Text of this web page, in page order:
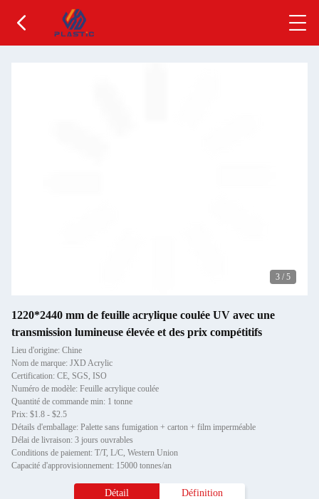
3 / 5
1220*2440 mm de feuille acrylique coulée UV avec une
transmission lumineuse élevée et des prix compétitifs
Lieu d'origine: Chine
Nom de marque: JXD Acrylic
Certification: CE, SGS, ISO
Numéro de modèle: Feuille acrylique coulée
Quantité de commande min: 1 tonne
Prix: $1.8 - $2.5
Détails d'emballage: Palette sans fumigation + carton + film imperméable
Délai de livraison: 3 jours ouvrables
Conditions de paiement: T/T, L/C, Western Union
Capacité d'approvisionnement: 15000 tonnes/an
Détail Définition